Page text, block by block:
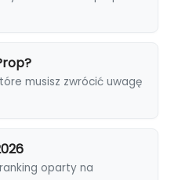
musisz zwrócić uwagę
oparty na